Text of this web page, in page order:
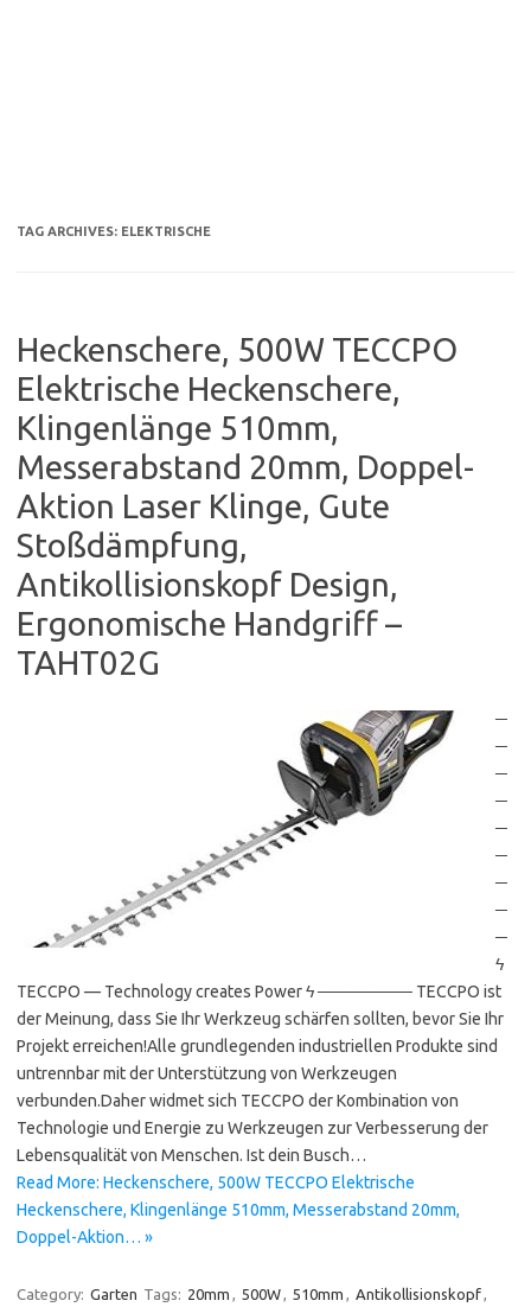
TAG ARCHIVES: ELEKTRISCHE
Heckenschere, 500W TECCPO
Elektrische Heckenschere,
Klingenlänge 510mm,
Messerabstand 20mm, Doppel-
Aktion Laser Klinge, Gute
Stoßdämpfung,
Antikollisionskopf Design,
Ergonomische Handgriff –
TAHT02G
─
─
─
─
─
─
─
─
─
ϟ
TECCPO — Technology creates Power ϟ ──────── TECCPO ist
der Meinung, dass Sie Ihr Werkzeug schärfen sollten, bevor Sie Ihr
Projekt erreichen!Alle grundlegenden industriellen Produkte sind
untrennbar mit der Unterstützung von Werkzeugen
verbunden.Daher widmet sich TECCPO der Kombination von
Technologie und Energie zu Werkzeugen zur Verbesserung der
Lebensqualität von Menschen. Ist dein Busch…
Read More: Heckenschere, 500W TECCPO Elektrische
Heckenschere, Klingenlänge 510mm, Messerabstand 20mm,
Doppel-Aktion… »
Category: Garten Tags: 20mm , 500W, 510mm , Antikollisionskopf,